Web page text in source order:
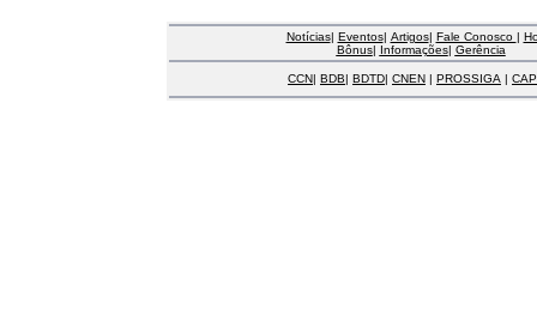
Notícias| Eventos| Artigos| Fale Conosco |
Bônus| Informações| Gerência
CCN| BDB| BDTD| CNEN | PROSSIGA |